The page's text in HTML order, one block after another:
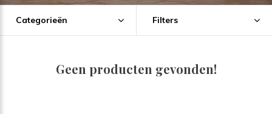
Categorieën Filters
Geen producten gevonden!